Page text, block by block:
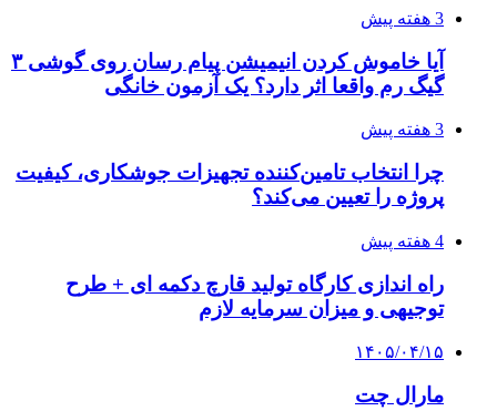
3 هفته پیش
آیا خاموش کردن انیمیشن پیام رسان روی گوشی ۳
گیگ رم واقعا اثر دارد؟ یک آزمون خانگی
3 هفته پیش
چرا انتخاب تامین‌کننده تجهیزات جوشکاری، کیفیت
پروژه را تعیین می‌کند؟
4 هفته پیش
راه اندازی کارگاه تولید قارچ دکمه ای + طرح
توجیهی و میزان سرمایه لازم
۱۴۰۵/۰۴/۱۵
مارال چت